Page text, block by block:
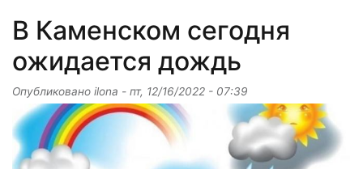
В Каменском сегодня
ожидается дождь
Опубликовано ilona - пт, 12/16/2022 - 07:39